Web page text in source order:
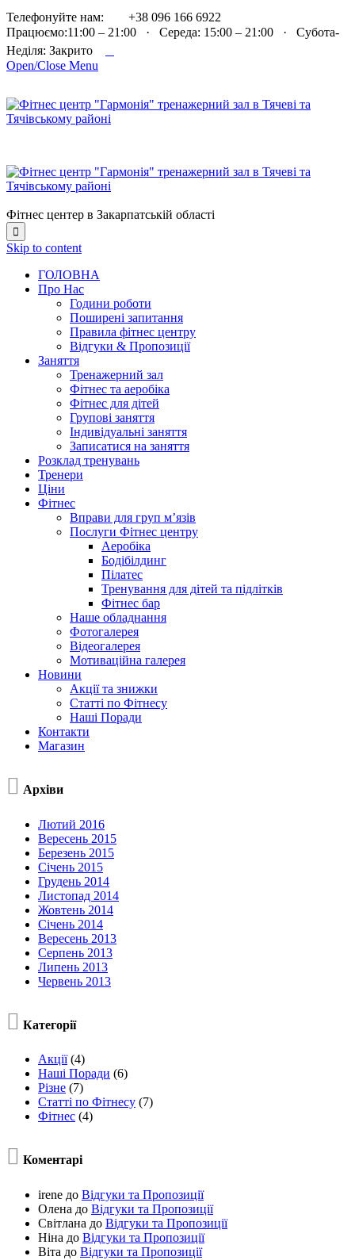
Телефонуйте нам:
+38 096 166 6922
Працюємо:11:00 – 21:00 · Середа: 15:00 – 21:00 · Субота-
Неділя: Закрито
Open/Close Menu
Фітнес центер в Закарпатській області

Skip to content
ГОЛОВНА
Про Нас
Години роботи
Поширені запитання
Правила фітнес центру
Відгуки & Пропозиції
Заняття
Тренажерний зал
Фітнес та аеробіка
Фітнес для дітей
Групові заняття
Індивідуальні заняття
Записатися на заняття
Розклад тренувань
Тренери
Ціни
Фітнес
Вправи для груп м’язів
Послуги Фітнес центру
Аеробіка
Бодібілдинг
Пілатес
Тренування для дітей та підлітків
Фітнес бар
Наше обладнання
Фотогалерея
Відеогалерея
Мотиваційна галерея
Новини
Акції та знижки
Статті по Фітнесу
Наші Поради
Контакти
Магазин
 Архіви
Лютий 2016
Вересень 2015
Березень 2015
Січень 2015
Грудень 2014
Листопад 2014
Жовтень 2014
Січень 2014
Вересень 2013
Серпень 2013
Липень 2013
Червень 2013
 Категорії
Акції(4)
Наші Поради (6)
Різне (7)
Статті по Фітнесу (7)
Фітнес (4)
 Коментарі
irene до Відгуки та Пропозиції
Олена до Відгуки та Пропозиції
Світлана до Відгуки та Пропозиції
Ніна до Відгуки та Пропозиції
Віта до Відгуки та Пропозиції